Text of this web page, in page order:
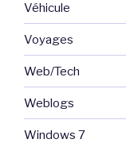
Véhicule
Voyages
Web/Tech
Weblogs
Windows 7